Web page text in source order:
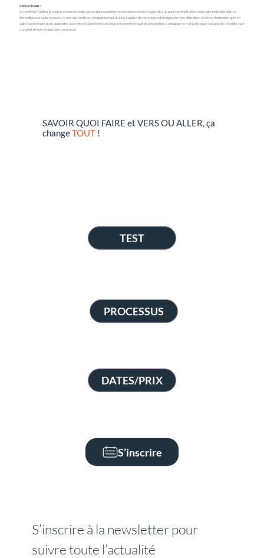
Cécile 51 ans :
Au sortir du Papillon, je n ai pas encore les mots justes pour exprimer ma reconnaissance à l égard de Luc pour son implication, son cadre indispensable, sa
bienveillance à toute épreuve. Je me suis sentie accompagnée tout du long. La prise de conscience de l origine de mes difficultés et la transformation qui s en
suit n auraient pas pu m apparaître aussi vite et clairement sans tout son énorme travail de préparation. Il a toujours le mot juste pour chacune des chenilles qu il
s emploit de faire éclore dans son cocon.
SAVOIR QUOI FAIRE et VERS OU ALLER, ça
changeTOUT !
TEST
PROCESSUS
DATES/PRIX
S’inscrire
S’inscrire à la newsletter pour
suivre toute l’actualité